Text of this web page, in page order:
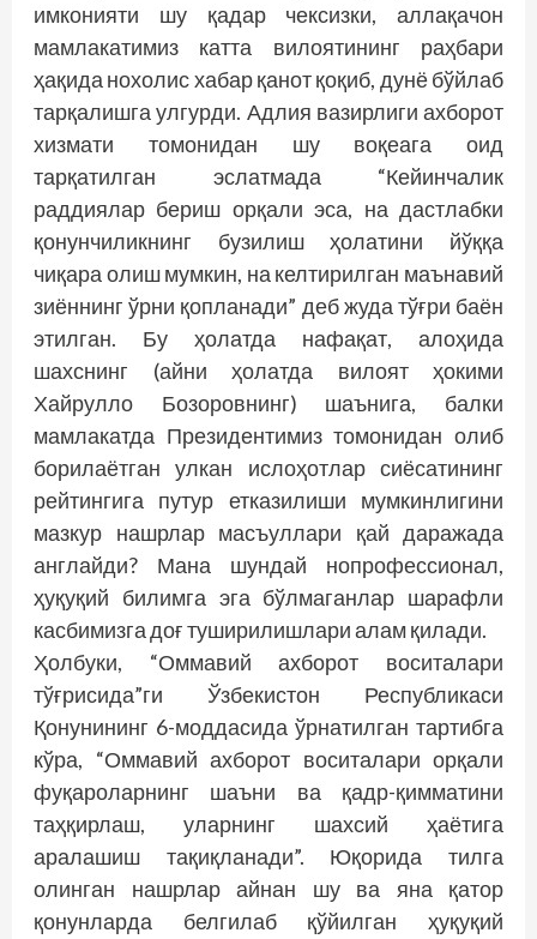
имконияти шу қадар чексизки, аллақачон
мамлакатимиз катта вилоятининг раҳбари
ҳақида нохолис хабар қанот қоқиб, дунё бўйлаб
тарқалишга улгурди. Адлия вазирлиги ахборот
хизмати томонидан шу воқеага оид
тарқатилган эслатмада “Кейинчалик
раддиялар бериш орқали эса, на дастлабки
қонунчиликнинг бузилиш ҳолатини йўққа
чиқара олиш мумкин, на келтирилган маънавий
зиённинг ўрни қопланади” деб жуда тўғри баён
этилган. Бу ҳолатда нафақат, алоҳида
шахснинг (айни ҳолатда вилоят ҳокими
Хайрулло Бозоровнинг) шаънига, балки
мамлакатда Президентимиз томонидан олиб
борилаётган улкан ислоҳотлар сиёсатининг
рейтингига путур етказилиши мумкинлигини
мазкур нашрлар масъуллари қай даражада
англайди? Мана шундай нопрофессионал,
ҳуқуқий билимга эга бўлмаганлар шарафли
касбимизга доғ туширилишлари алам қилади.
Ҳолбуки, “Оммавий ахборот воситалари
тўғрисида”ги Ўзбекистон Республикаси
Қонунининг 6-моддасида ўрнатилган тартибга
кўра, “Оммавий ахборот воситалари орқали
фуқароларнинг шаъни ва қадр-қимматини
таҳқирлаш, уларнинг шахсий ҳаётига
аралашиш тақиқланади”. Юқорида тилга
олинган нашрлар айнан шу ва яна қатор
қонунларда белгилаб қўйилган ҳуқуқий